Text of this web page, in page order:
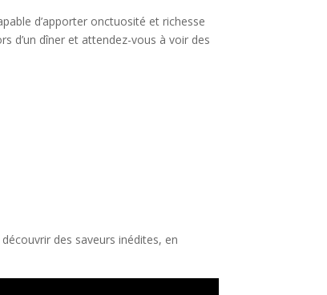
d’apporter onctuosité et richesse
d’un dîner et attendez-vous à voir des
des saveurs inédites, en